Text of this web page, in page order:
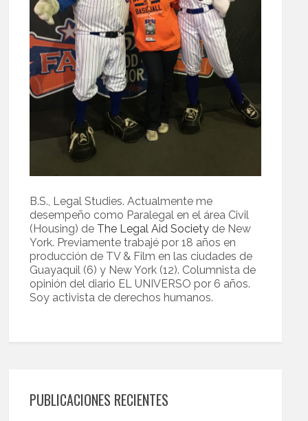
B.S., Legal Studies. Actualmente me
desempeño como Paralegal en el área Civil
(Housing) de The Legal Aid Society de New
York. Previamente trabajé por 18 años en
producción de TV & Film en las ciudades de
Guayaquil (6) y New York (12). Columnista de
opinión del diario EL UNIVERSO por 6 años.
Soy activista de derechos humanos.
PUBLICACIONES RECIENTES